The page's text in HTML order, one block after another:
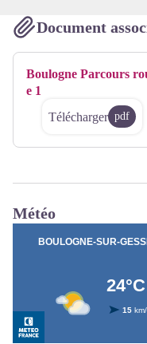
Document
Boulogne Parcours
e 1
Télécharger pdf
Météo